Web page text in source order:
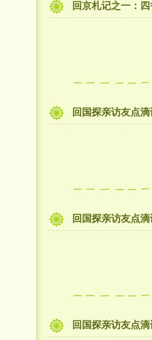
回京札记之一：
回国探亲访友点
回国探亲访友点
回国探亲访友点